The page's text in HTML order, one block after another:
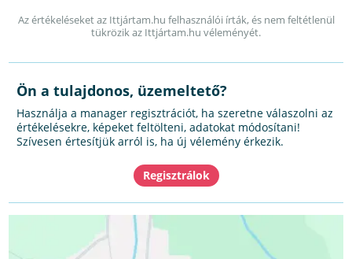
Az értékeléseket az Ittjártam.hu felhasználói írták, és nem feltétlenül
tükrözik az Ittjártam.hu véleményét.
Ön a tulajdonos, üzemeltető?
Használja a manager regisztrációt, ha szeretne válaszolni az
értékelésekre, képeket feltölteni, adatokat módosítani!
Szívesen értesítjük arról is, ha új vélemény érkezik.